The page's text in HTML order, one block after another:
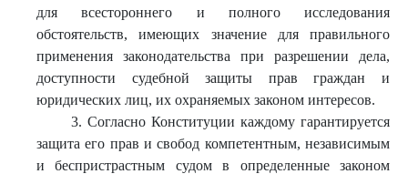
для всестороннего и полного исследования
обстоятельств, имеющих значение для правильного
применения законодательства при разрешении дела,
доступности судебной защиты прав граждан и
юридических лиц, их охраняемых законом интересов.
3. Согласно Конституции каждому гарантируется
защита его прав и свобод компетентным, независимым
и беспристрастным судом в определенные законом